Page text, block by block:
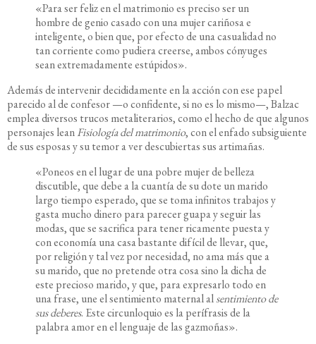
«Para ser feliz en el matrimonio es preciso ser un
hombre de genio casado con una mujer cariñosa e
inteligente, o bien que, por efecto de una casualidad no
tan corriente como pudiera creerse, ambos cónyuges
sean extremadamente estúpidos».
Además de intervenir decididamente en la acción con ese papel
parecido al de confesor —o confidente, si no es lo mismo—, Balzac
emplea diversos trucos metaliterarios, como el hecho de que algunos
personajes leanFisiología del matrimonio, con el enfado subsiguiente
de sus esposas y su temor a ver descubiertas sus artimañas.
«Poneos en el lugar de una pobre mujer de belleza
discutible, que debe a la cuantía de su dote un marido
largo tiempo esperado, que se toma infinitos trabajos y
gasta mucho dinero para parecer guapa y seguir las
modas, que se sacrifica para tener ricamente puesta y
con economía una casa bastante difícil de llevar, que,
por religión y tal vez por necesidad, no ama más que a
su marido, que no pretende otra cosa sino la dicha de
este precioso marido, y que, para expresarlo todo en
una frase, une el sentimiento maternal alsentimiento de
sus deberes. Este circunloquio es la perífrasis de la
palabra amor en el lenguaje de las gazmoñas».